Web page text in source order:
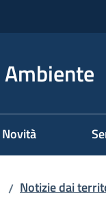
Ambiente
Novità
/ Notizie dai